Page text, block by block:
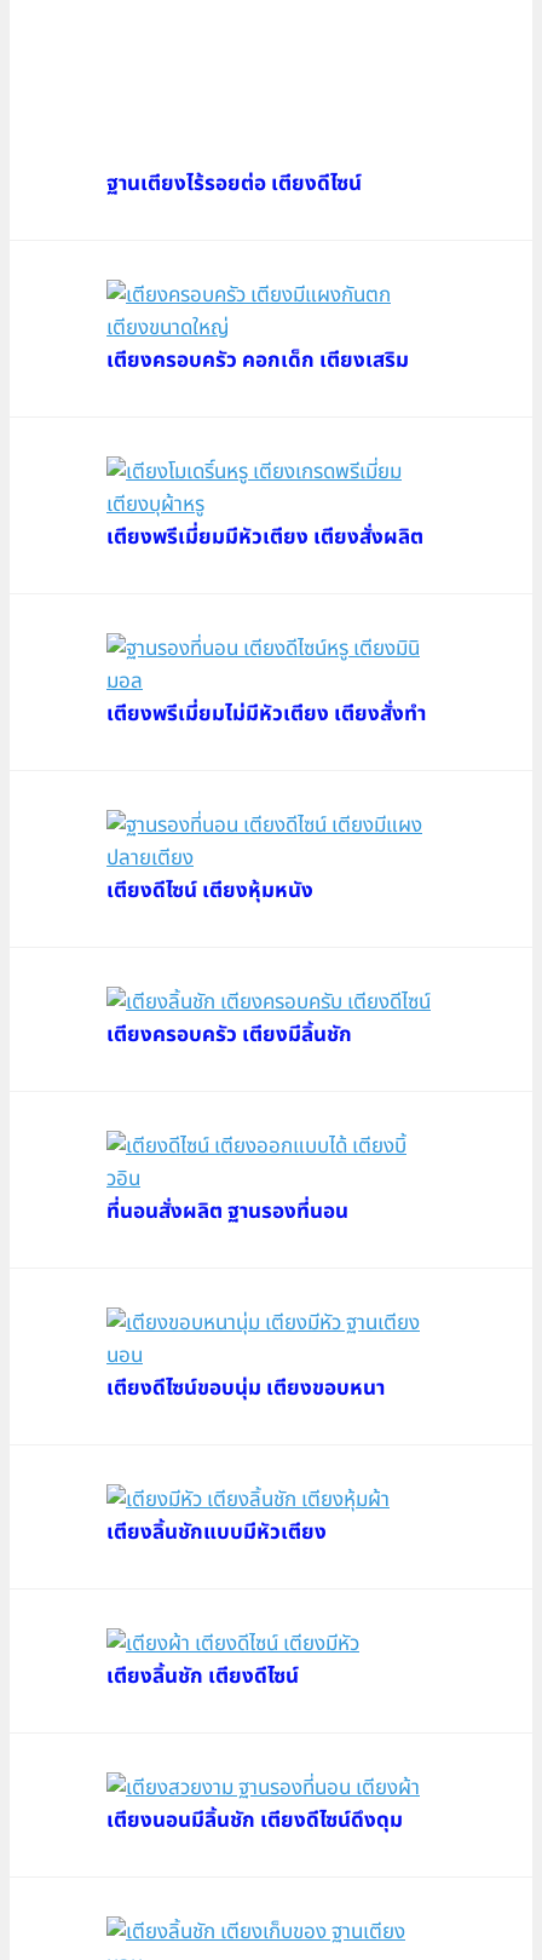
ฐานเตียงไร้รอยต่อ เตียงดีไซน์
เตียงครอบครัว คอกเด็ก เตียงเสริม
เตียงพรีเมี่ยมมีหัวเตียง เตียงสั่งผลิต
เตียงพรีเมี่ยมไม่มีหัวเตียง เตียงสั่งทำ
เตียงดีไซน์ เตียงหุ้มหนัง
เตียงครอบครัว เตียงมีลิ้นชัก
ที่นอนสั่งผลิต ฐานรองที่นอน
เตียงดีไซน์ขอบนุ่ม เตียงขอบหนา
เตียงลิ้นชักแบบมีหัวเตียง
เตียงลิ้นชัก เตียงดีไซน์
เตียงนอนมีลิ้นชัก เตียงดีไซน์ดึงดุม